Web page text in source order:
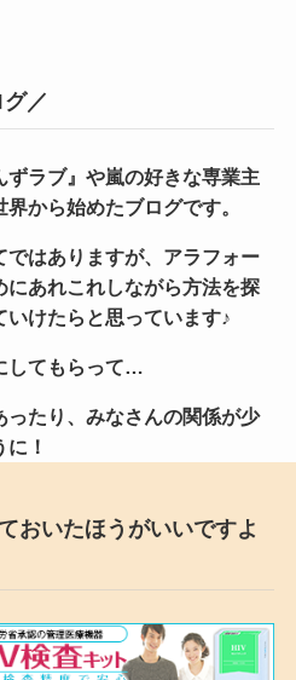
／
ずラブ』や嵐の好きな専業主
から始めたブログです。
ではありますが、アラフォー
にあれこれしながら方法を探
いけたらと思っています♪
してもらって…
ったり、みなさんの関係が少
！
おいたほうがいいですよ